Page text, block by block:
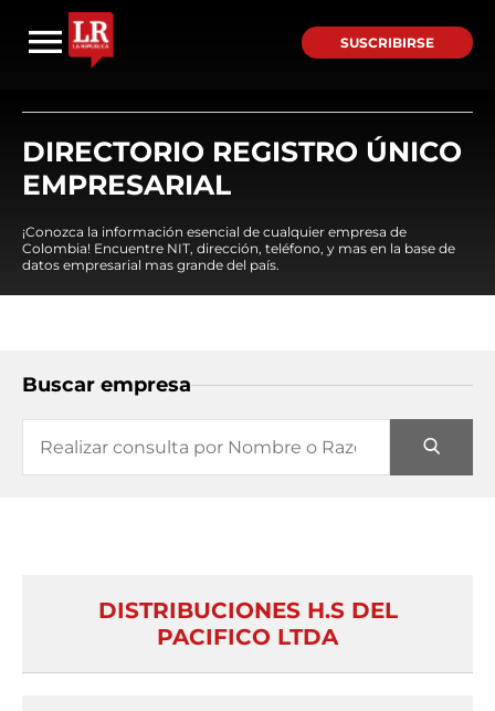
SUSCRIBIRSE
DIRECTORIO REGISTRO ÚNICO
EMPRESARIAL
¡Conozca la información esencial de cualquier empresa de
Colombia! Encuentre NIT, dirección, teléfono, y mas en la base de
datos empresarial mas grande del país.
Buscar empresa
DISTRIBUCIONES H.S DEL
PACIFICO LTDA